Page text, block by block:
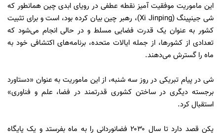
این ماموریت موفقیت آمیز نقطه عطفی در رویای ابدی چین همانطور که
شی جینپینگ (Xi Jinping)، رهبر چین بیان کرده بود، است و برای تثبیت
کشور به عنوان یک قدرت فضایی مسلط و در حالی انجام می‌شود که
تعدادی از کشورها، از جمله ایالات متحده، برنامه‌های اکتشافی خود به
ماه را گسترش می‌دهند.
شی در پیام تبریکی در روز سه شنبه، از این ماموریت به عنوان «دستاورد
برجسته دیگری در ساختن کشوری قدرتمند در فضا، علم و فناوری»
استقبال کرد.
پکن قصد دارد تا سال ۲۰۳۰ فضانوردانی را به ماه بفرستد و یک پایگاه